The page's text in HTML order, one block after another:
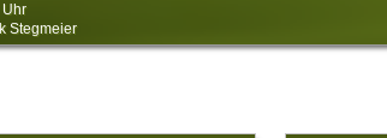
Stegmeier